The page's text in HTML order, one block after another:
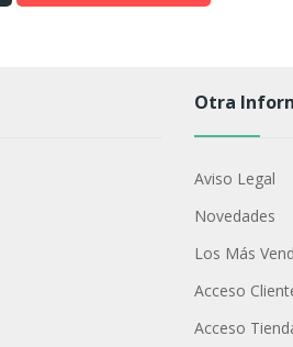
Otra
Aviso Legal
Novedades
Los Más
Acceso
Acceso